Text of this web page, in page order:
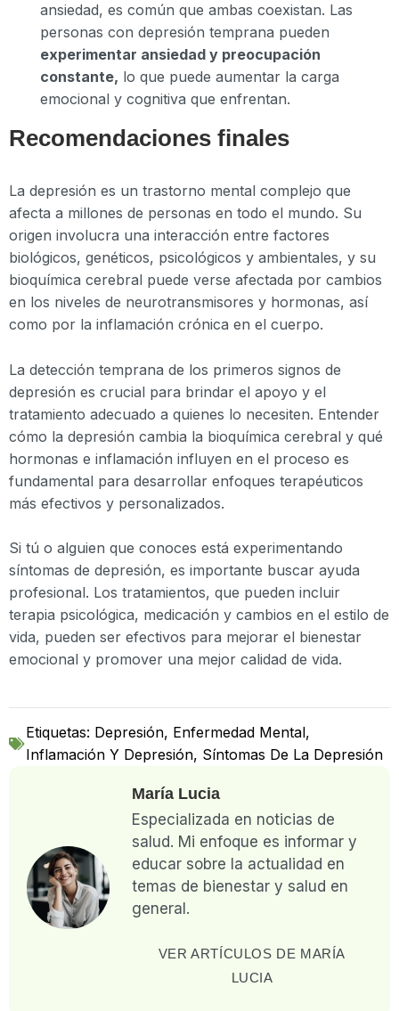
ansiedad, es común que ambas coexistan. Las
personas con depresión temprana pueden
experimentar ansiedad y preocupación
constante, lo que puede aumentar la carga
emocional y cognitiva que enfrentan.
Recomendaciones finales
La depresión es un trastorno mental complejo que
afecta a millones de personas en todo el mundo. Su
origen involucra una interacción entre factores
biológicos, genéticos, psicológicos y ambientales, y su
bioquímica cerebral puede verse afectada por cambios
en los niveles de neurotransmisores y hormonas, así
como por la inflamación crónica en el cuerpo.
La detección temprana de los primeros signos de
depresión es crucial para brindar el apoyo y el
tratamiento adecuado a quienes lo necesiten. Entender
cómo la depresión cambia la bioquímica cerebral y qué
hormonas e inflamación influyen en el proceso es
fundamental para desarrollar enfoques terapéuticos
más efectivos y personalizados.
Si tú o alguien que conoces está experimentando
síntomas de depresión, es importante buscar ayuda
profesional. Los tratamientos, que pueden incluir
terapia psicológica, medicación y cambios en el estilo de
vida, pueden ser efectivos para mejorar el bienestar
emocional y promover una mejor calidad de vida.
Etiquetas: Depresión, Enfermedad Mental,
Inflamación Y Depresión, Síntomas De La Depresión
María Lucia
Especializada en noticias de
salud. Mi enfoque es informar y
educar sobre la actualidad en
temas de bienestar y salud en
general.
VER ARTÍCULOS DE MARÍA
LUCIA